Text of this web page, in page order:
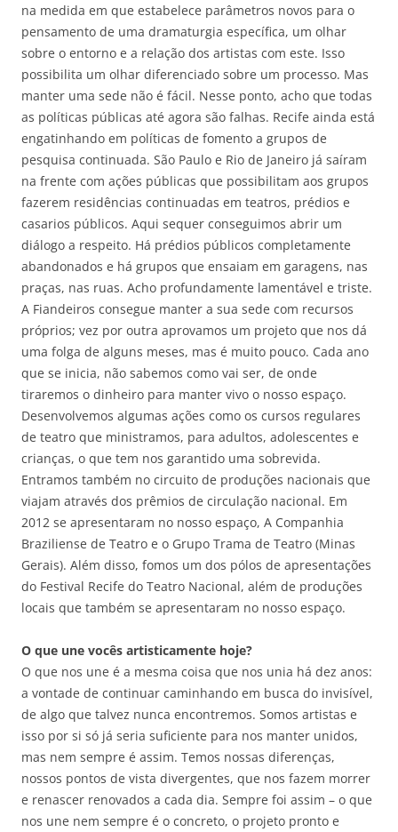
na medida em que estabelece parâmetros novos para o
pensamento de uma dramaturgia específica, um olhar
sobre o entorno e a relação dos artistas com este. Isso
possibilita um olhar diferenciado sobre um processo. Mas
manter uma sede não é fácil. Nesse ponto, acho que todas
as políticas públicas até agora são falhas. Recife ainda está
engatinhando em políticas de fomento a grupos de
pesquisa continuada. São Paulo e Rio de Janeiro já saíram
na frente com ações públicas que possibilitam aos grupos
fazerem residências continuadas em teatros, prédios e
casarios públicos. Aqui sequer conseguimos abrir um
diálogo a respeito. Há prédios públicos completamente
abandonados e há grupos que ensaiam em garagens, nas
praças, nas ruas. Acho profundamente lamentável e triste.
A Fiandeiros consegue manter a sua sede com recursos
próprios; vez por outra aprovamos um projeto que nos dá
uma folga de alguns meses, mas é muito pouco. Cada ano
que se inicia, não sabemos como vai ser, de onde
tiraremos o dinheiro para manter vivo o nosso espaço.
Desenvolvemos algumas ações como os cursos regulares
de teatro que ministramos, para adultos, adolescentes e
crianças, o que tem nos garantido uma sobrevida.
Entramos também no circuito de produções nacionais que
viajam através dos prêmios de circulação nacional. Em
2012 se apresentaram no nosso espaço, A Companhia
Braziliense de Teatro e o Grupo Trama de Teatro (Minas
Gerais). Além disso, fomos um dos pólos de apresentações
do Festival Recife do Teatro Nacional, além de produções
locais que também se apresentaram no nosso espaço.
O que une vocês artisticamente hoje?
O que nos une é a mesma coisa que nos unia há dez anos:
a vontade de continuar caminhando em busca do invisível,
de algo que talvez nunca encontremos. Somos artistas e
isso por si só já seria suficiente para nos manter unidos,
mas nem sempre é assim. Temos nossas diferenças,
nossos pontos de vista divergentes, que nos fazem morrer
e renascer renovados a cada dia. Sempre foi assim – o que
nos une nem sempre é o concreto, o projeto pronto e